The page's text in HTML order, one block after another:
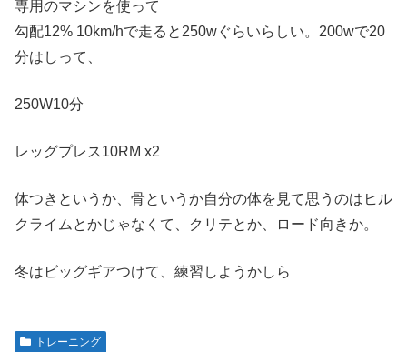
専用のマシンを使って
勾配12% 10km/hで走ると250wぐらいらしい。200wで20
分はしって、
250W10分
レッグプレス10RM x2
体つきというか、骨というか自分の体を見て思うのはヒル
クライムとかじゃなくて、クリテとか、ロード向きか。
冬はビッグギアつけて、練習しようかしら
トレーニング